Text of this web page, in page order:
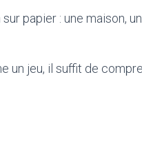
papier : une maison,
un jeu, il suffit de